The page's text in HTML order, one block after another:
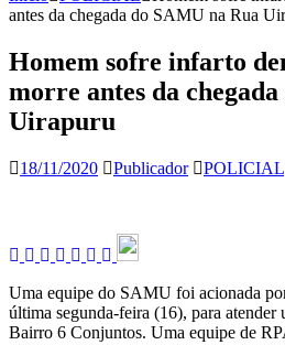
antes da chegada do SAMU na Rua
Homem sofre infarto
morre antes da
Uirapuru
18/11/2020 Publicador POLICIAL
Uma equipe do SAMU foi acionada
última segunda-feira (16), para atender
Bairro 6 Conjuntos. Uma equipe de